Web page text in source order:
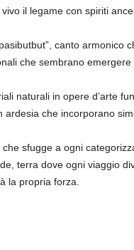
il legame con spiriti
canto armonico
che sembrano
naturali in opere d’arte
che incorporano
sfugge a ogni
terra dove ogni viaggio
la propria forza.